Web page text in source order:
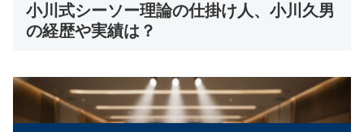
小川式シーソー理論の仕掛け人、小川久男
の経歴や実績は？